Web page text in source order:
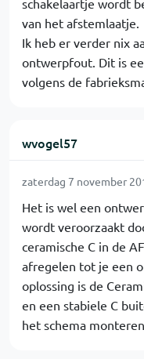
schakelaartje wordt
van het afstemlaatje.
Ik heb er verder nix
ontwerpfout. Dit is
volgens de
wvogel57
zaterdag 7 november
Het is wel een
wordt veroorzaakt
ceramische C in de
afregelen tot je een
oplossing is de
en een stabiele C
het schema